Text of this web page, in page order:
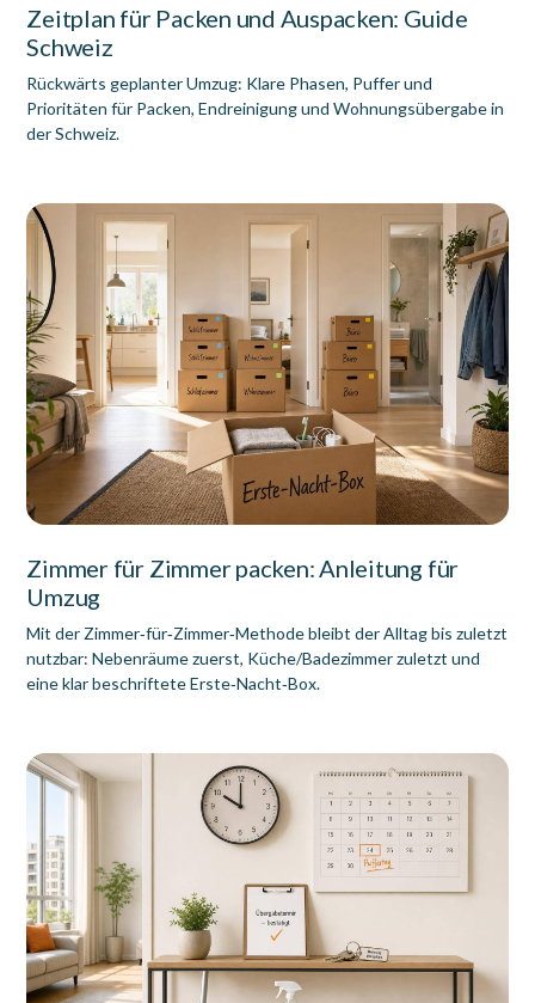
Zeitplan für Packen und Auspacken: Guide
Schweiz
Rückwärts geplanter Umzug: Klare Phasen, Puffer und
Prioritäten für Packen, Endreinigung und Wohnungsübergabe in
der Schweiz.
Zimmer für Zimmer packen: Anleitung für
Umzug
Mit der Zimmer‑für‑Zimmer‑Methode bleibt der Alltag bis zuletzt
nutzbar: Nebenräume zuerst, Küche/Badezimmer zuletzt und
eine klar beschriftete Erste‑Nacht‑Box.